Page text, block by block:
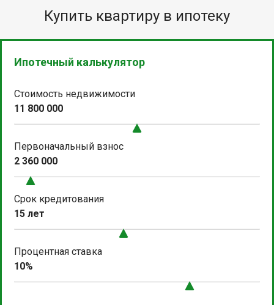
Купить квартиру в ипотеку
Ипотечный калькулятор
Стоимость недвижимости
11 800 000
Первоначальный взнос
2 360 000
Срок кредитования
15 лет
Процентная ставка
10%